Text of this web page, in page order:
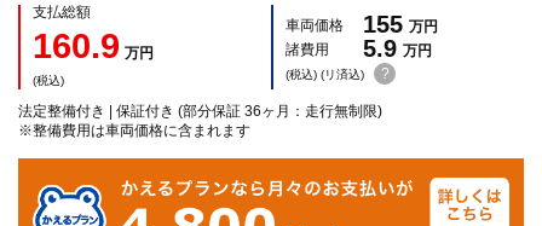
支払総額
160.9 万円
(税込)
車両価格 155 万円
諸費用
5.9 万円
(税込) (リ済込) ?
法定整備付き | 保証付き (部分保証 36ヶ月：走行無制限)
※整備費用は車両価格に含まれます